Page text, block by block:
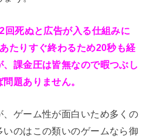
回死ぬと広告が入る仕組みに
たりすぐ終わるため20秒も経
課金圧は皆無なので暇つぶし
題ありません。
ゲーム性が面白いため多くの
のはこの類いのゲームなら御